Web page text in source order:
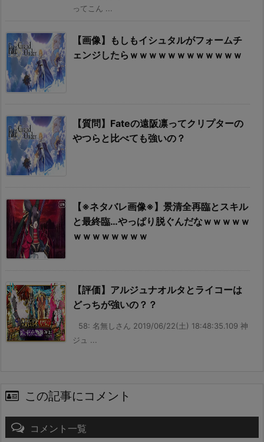
ってこん ...
【画像】もしもイシュタルがフォームチ
ェンジしたらｗｗｗｗｗｗｗｗｗｗｗｗ
【質問】Fateの遠阪凛ってクリプターの
やつらと比べても強いの？
【※ネタバレ画像※】景清全再臨とスキル
と最終臨…やっぱり脱ぐんだなｗｗｗｗｗ
ｗｗｗｗｗｗｗｗ
【評価】アルジュナオルタとライコーは
どっちが強いの？？
58: 名無しさん 2019/06/22(土) 18:48:35.109 神
ジュ ...
この記事にコメント
コメント一覧